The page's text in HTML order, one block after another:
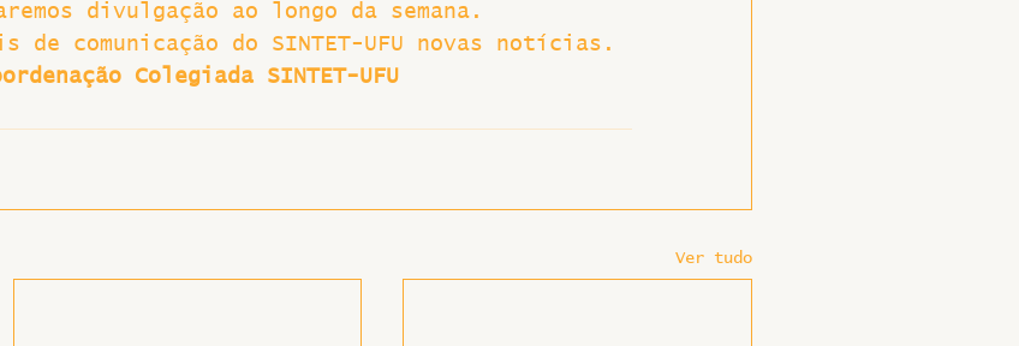
divulgação ao longo da semana.
de comunicação do SINTET-UFU novas notícias.
Colegiada SINTET-UFU
Ver tudo